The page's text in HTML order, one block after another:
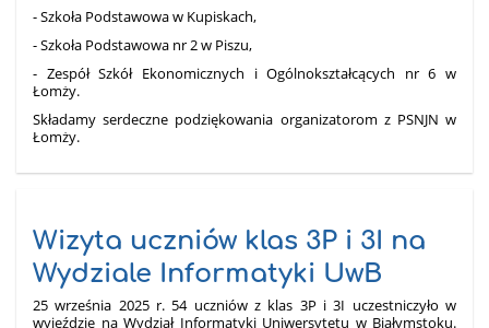
- Szkoła Podstawowa w Kupiskach,
- Szkoła Podstawowa nr 2 w Piszu,
- Zespół Szkół Ekonomicznych i Ogólnokształcących nr 6 w
Łomży.
Składamy serdeczne podziękowania organizatorom z PSNJN w
Łomży.
Wizyta uczniów klas 3P i 3I na
Wydziale Informatyki UwB
25 września 2025 r. 54 uczniów z klas 3P i 3I uczestniczyło w
wyjeździe na Wydział Informatyki Uniwersytetu w Białymstoku.